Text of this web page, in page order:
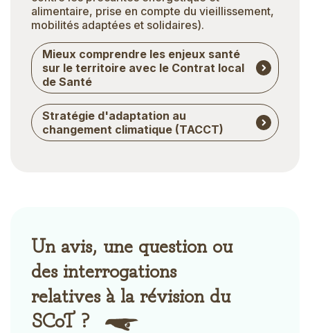
alimentaire, prise en compte du vieillissement,
mobilités adaptées et solidaires).
Mieux comprendre les enjeux santé
sur le territoire avec le Contrat local
de Santé
Stratégie d'adaptation au
changement climatique (TACCT)
Un avis, une question ou
des interrogations
relatives à la révision du
SCoT ?